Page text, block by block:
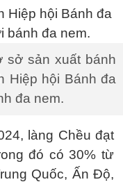
sở sản xuất bánh
Hiệp hội Bánh đa
đa nem.
làng Chều đạt
đó có 30% từ
Quốc, Ấn Độ,